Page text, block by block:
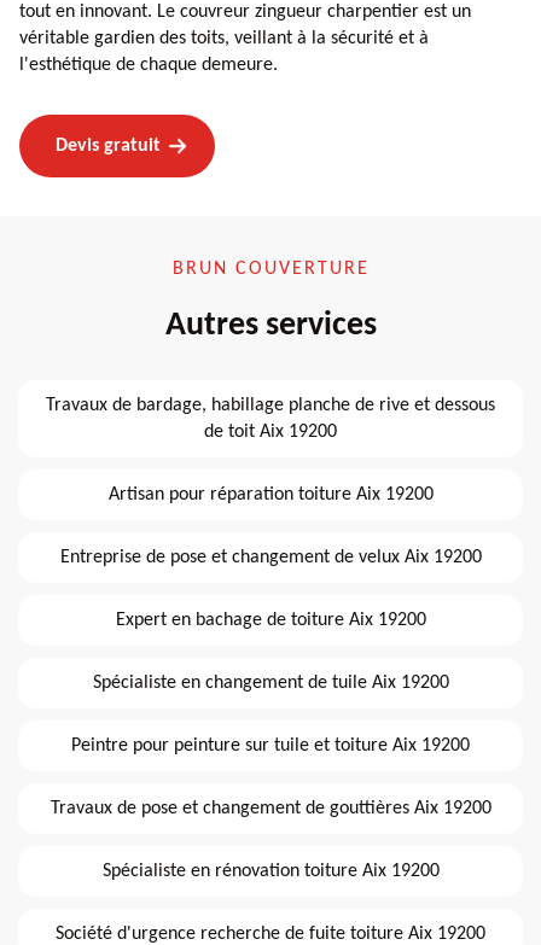
tout en innovant. Le couvreur zingueur charpentier est un
véritable gardien des toits, veillant à la sécurité et à
l'esthétique de chaque demeure.
Devis gratuit
BRUN COUVERTURE
Autres services
Travaux de bardage, habillage planche de rive et dessous
de toit Aix 19200
Artisan pour réparation toiture Aix 19200
Entreprise de pose et changement de velux Aix 19200
Expert en bachage de toiture Aix 19200
Spécialiste en changement de tuile Aix 19200
Peintre pour peinture sur tuile et toiture Aix 19200
Travaux de pose et changement de gouttières Aix 19200
Spécialiste en rénovation toiture Aix 19200
Société d'urgence recherche de fuite toiture Aix 19200